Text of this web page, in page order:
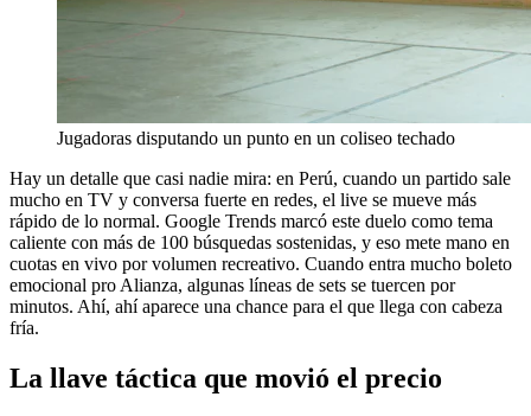
Jugadoras disputando un punto en un coliseo techado
Hay un detalle que casi nadie mira: en Perú, cuando un partido sale
mucho en TV y conversa fuerte en redes, el live se mueve más
rápido de lo normal. Google Trends marcó este duelo como tema
caliente con más de 100 búsquedas sostenidas, y eso mete mano en
cuotas en vivo por volumen recreativo. Cuando entra mucho boleto
emocional pro Alianza, algunas líneas de sets se tuercen por
minutos. Ahí, ahí aparece una chance para el que llega con cabeza
fría.
La llave táctica que movió el precio